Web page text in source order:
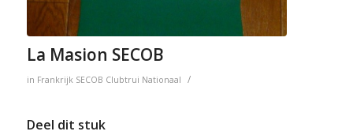
La Masion SECOB
in Frankrijk SECOB Clubtrui Nationaal /
Deel dit stuk